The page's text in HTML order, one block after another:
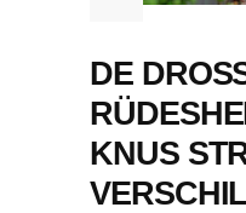
DE
KNUS